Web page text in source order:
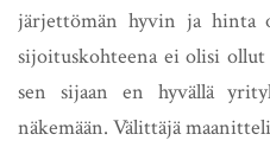
järjettömän hyvin ja hinta
sijoituskohteena ei olisi
sen sijaan en hyvällä
näkemään. Välittäjä